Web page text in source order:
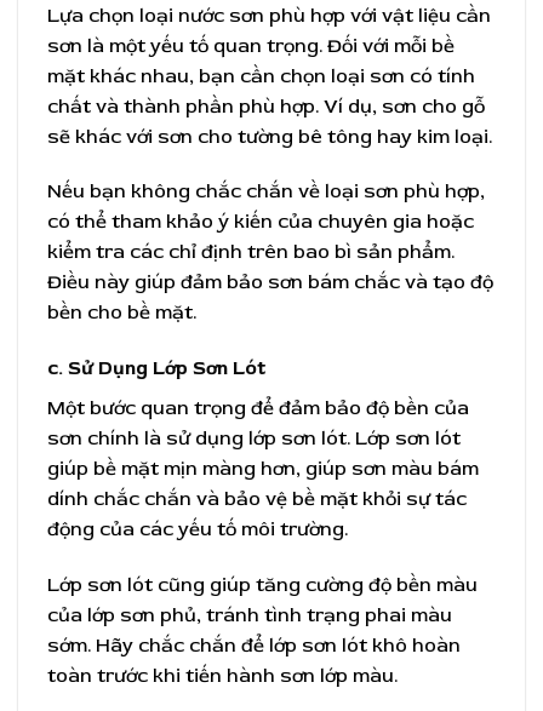
Lựa chọn loại nước sơn phù hợp với vật liệu cần
sơn là một yếu tố quan trọng. Đối với mỗi bề
mặt khác nhau, bạn cần chọn loại sơn có tính
chất và thành phần phù hợp. Ví dụ, sơn cho gỗ
sẽ khác với sơn cho tường bê tông hay kim loại.
Nếu bạn không chắc chắn về loại sơn phù hợp,
có thể tham khảo ý kiến của chuyên gia hoặc
kiểm tra các chỉ định trên bao bì sản phẩm.
Điều này giúp đảm bảo sơn bám chắc và tạo độ
bền cho bề mặt.
c. Sử Dụng Lớp Sơn Lót
Một bước quan trọng để đảm bảo độ bền của
sơn chính là sử dụng lớp sơn lót. Lớp sơn lót
giúp bề mặt mịn màng hơn, giúp sơn màu bám
dính chắc chắn và bảo vệ bề mặt khỏi sự tác
động của các yếu tố môi trường.
Lớp sơn lót cũng giúp tăng cường độ bền màu
của lớp sơn phủ, tránh tình trạng phai màu
sớm. Hãy chắc chắn để lớp sơn lót khô hoàn
toàn trước khi tiến hành sơn lớp màu.